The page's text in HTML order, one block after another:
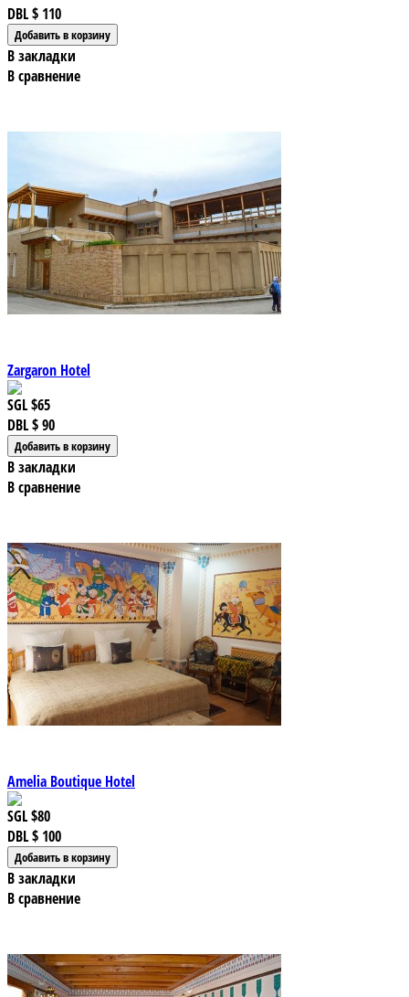
DBL$ 110
В закладки
В сравнение
Zargaron Hotel
SGL$65
DBL$ 90
В закладки
В сравнение
Amelia Boutique Hotel
SGL$80
DBL$ 100
В закладки
В сравнение